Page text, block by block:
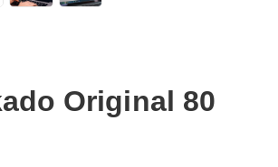
Original 80